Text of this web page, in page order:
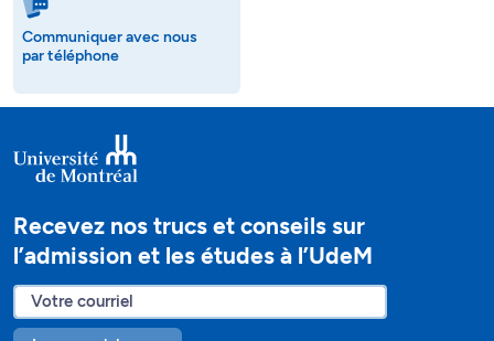
Communiquer avec nous
par téléphone
Recevez nos trucs et conseils sur
l’admission et les études à l’UdeM